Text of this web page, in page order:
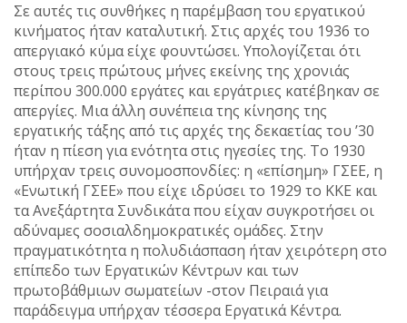
Σε αυτές τις συνθήκες η παρέμβαση του εργατικού
κινήματος ήταν καταλυτική. Στις αρχές του 1936 το
απεργιακό κύμα είχε φουντώσει. Υπολογίζεται ότι
στους τρεις πρώτους μήνες εκείνης της χρονιάς
περίπου 300.000 εργάτες και εργάτριες κατέβηκαν σε
απεργίες. Μια άλλη συνέπεια της κίνησης της
εργατικής τάξης από τις αρχές της δεκαετίας του ’30
ήταν η πίεση για ενότητα στις ηγεσίες της. Το 1930
υπήρχαν τρεις συνομοσπονδίες: η «επίσημη» ΓΣΕΕ, η
«Ενωτική ΓΣΕΕ» που είχε ιδρύσει το 1929 το ΚΚΕ και
τα Ανεξάρτητα Συνδικάτα που είχαν συγκροτήσει οι
αδύναμες σοσιαλδημοκρατικές ομάδες. Στην
πραγματικότητα η πολυδιάσπαση ήταν χειρότερη στο
επίπεδο των Εργατικών Κέντρων και των
πρωτοβάθμιων σωματείων -στον Πειραιά για
παράδειγμα υπήρχαν τέσσερα Εργατικά Κέντρα.